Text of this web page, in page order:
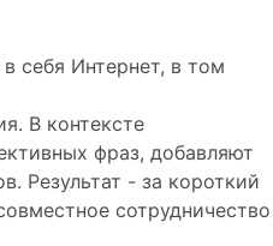
себя Интернет, в том
В контексте
фраз, добавляют
Результат - за короткий
сотрудничество